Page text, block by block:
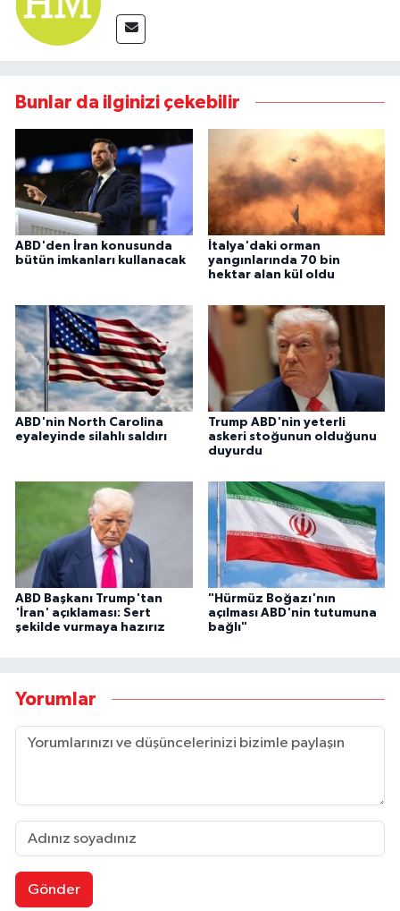
Bunlar da ilginizi çekebilir
ABD'den İran konusunda
bütün imkanları kullanacak
İtalya'daki orman
yangınlarında 70 bin
hektar alan kül oldu
ABD'nin North Carolina
eyaleyinde silahlı saldırı
Trump ABD'nin yeterli
askeri stoğunun olduğunu
duyurdu
ABD Başkanı Trump'tan
'İran' açıklaması: Sert
şekilde vurmaya hazırız
"Hürmüz Boğazı'nın
açılması ABD'nin tutumuna
bağlı"
Yorumlar
Gönder